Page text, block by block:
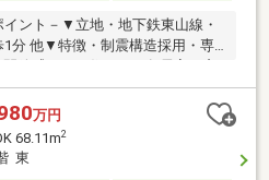
イント－▼立地・地下鉄東山線・
1分 他▼特徴・制震構造採用・専
サッシ採用・LDKの天井高は約
アイランドキッチン・キッチン横
ペース有・各洋室のWICなど収納
ルタイプ、トイレは2か所・ペッ
設備・床暖房(LD)・1822サイズ
万円
68.11m2
東